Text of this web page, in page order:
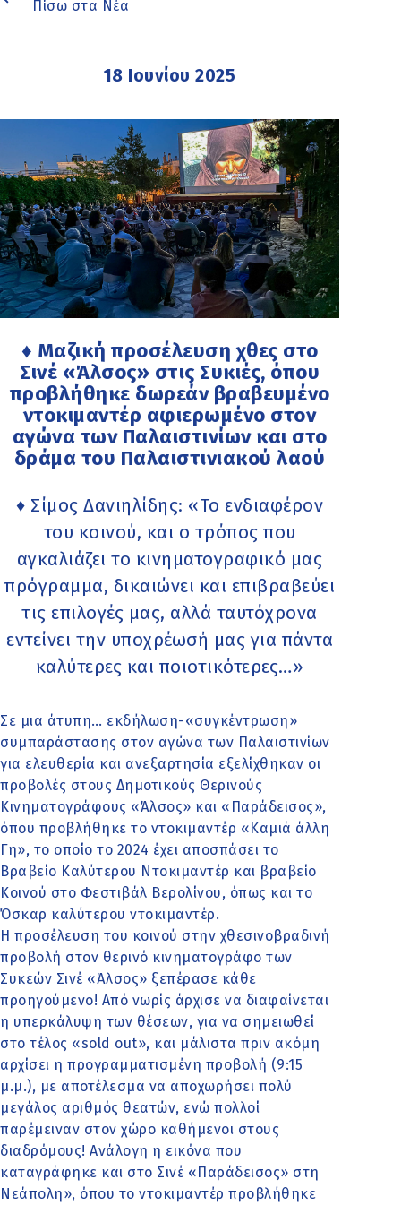
Πίσω στα Νέα
18 Ιουνίου 2025
♦ Μαζική προσέλευση χθες στο
Σινέ «Άλσος» στις Συκιές, όπου
προβλήθηκε δωρεάν βραβευμένο
ντοκιμαντέρ αφιερωμένο στον
αγώνα των Παλαιστινίων και στο
δράμα του Παλαιστινιακού λαού
♦ Σίμος Δανιηλίδης: «Το ενδιαφέρον
του κοινού, και ο τρόπος που
αγκαλιάζει το κινηματογραφικό μας
πρόγραμμα, δικαιώνει και επιβραβεύει
τις επιλογές μας, αλλά ταυτόχρονα
εντείνει την υποχρέωσή μας για πάντα
καλύτερες και ποιοτικότερες…»
Σε μια άτυπη… εκδήλωση-«συγκέντρωση»
συμπαράστασης στον αγώνα των Παλαιστινίων
για ελευθερία και ανεξαρτησία εξελίχθηκαν οι
προβολές στους Δημοτικούς Θερινούς
Κινηματογράφους «Άλσος» και «Παράδεισος»,
όπου προβλήθηκε το ντοκιμαντέρ «Καμιά άλλη
Γη», το οποίο το 2024 έχει αποσπάσει το
Βραβείο Καλύτερου Ντοκιμαντέρ και βραβείο
Κοινού στο Φεστιβάλ Βερολίνου, όπως και το
Όσκαρ καλύτερου ντοκιμαντέρ.
Η προσέλευση του κοινού στην χθεσινοβραδινή
προβολή στον θερινό κινηματογράφο των
Συκεών Σινέ «Άλσος» ξεπέρασε κάθε
προηγούμενο! Από νωρίς άρχισε να διαφαίνεται
η υπερκάλυψη των θέσεων, για να σημειωθεί
στο τέλος «sold out», και μάλιστα πριν ακόμη
αρχίσει η προγραμματισμένη προβολή (9:15
μ.μ.), με αποτέλεσμα να αποχωρήσει πολύ
μεγάλος αριθμός θεατών, ενώ πολλοί
παρέμειναν στον χώρο καθήμενοι στους
διαδρόμους! Ανάλογη η εικόνα που
καταγράφηκε και στο Σινέ «Παράδεισος» στη
Νεάπολη», όπου το ντοκιμαντέρ προβλήθηκε